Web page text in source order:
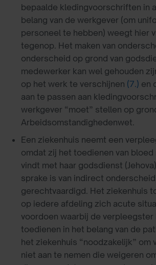
bepaalde kledingvoorschriften in
belang van de werkgever (om
personeel te hebben) weegt hier
tegenop. Het maken van
onderscheid op grond van
medewerker kan wel gehouden
op het werk te verschijnen (7.) en
aan te passen aan
werkgever “moet” stellen op
Arbeidsomstandighedenwet.
Een ziekenhuis neemt een
omdat zij het toedienen van
vindt met haar godsdienst
sprake is van indirect
gerechtvaardigd. Het ziekenhuis
op iedere afdeling zich acute
voordoen waarbij de
toedienen in het belang van de
het ziekenhuis “noodzakelijk” om
niet aan te nemen die weigeren